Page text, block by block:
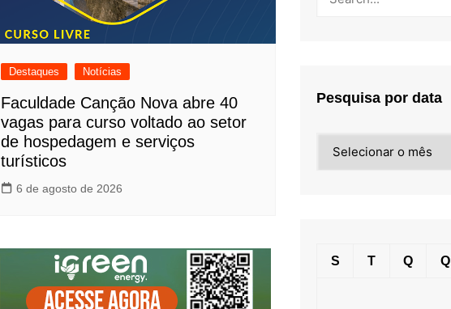
Destaques Notícias
Faculdade Canção Nova abre 40
vagas para curso voltado ao setor
de hospedagem e serviços
turísticos
6 de agosto de 2026
Pesquisa por data
por
S T Q Q